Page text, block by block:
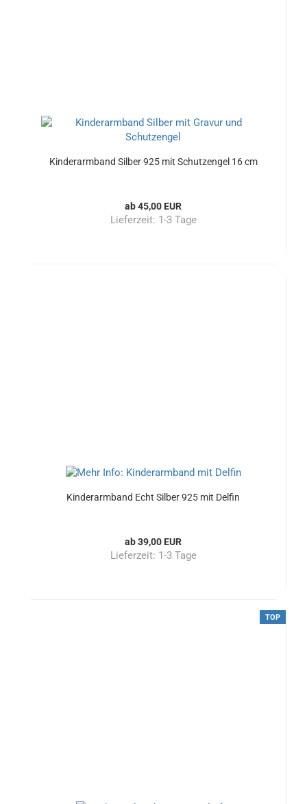
Kinderarmband Silber 925 mit Schutzengel 16 cm
ab 45,00 EUR
Lieferzeit: 1-3 Tage
Kinderarmband Echt Silber 925 mit Delfin
ab 39,00 EUR
Lieferzeit: 1-3 Tage
TOP